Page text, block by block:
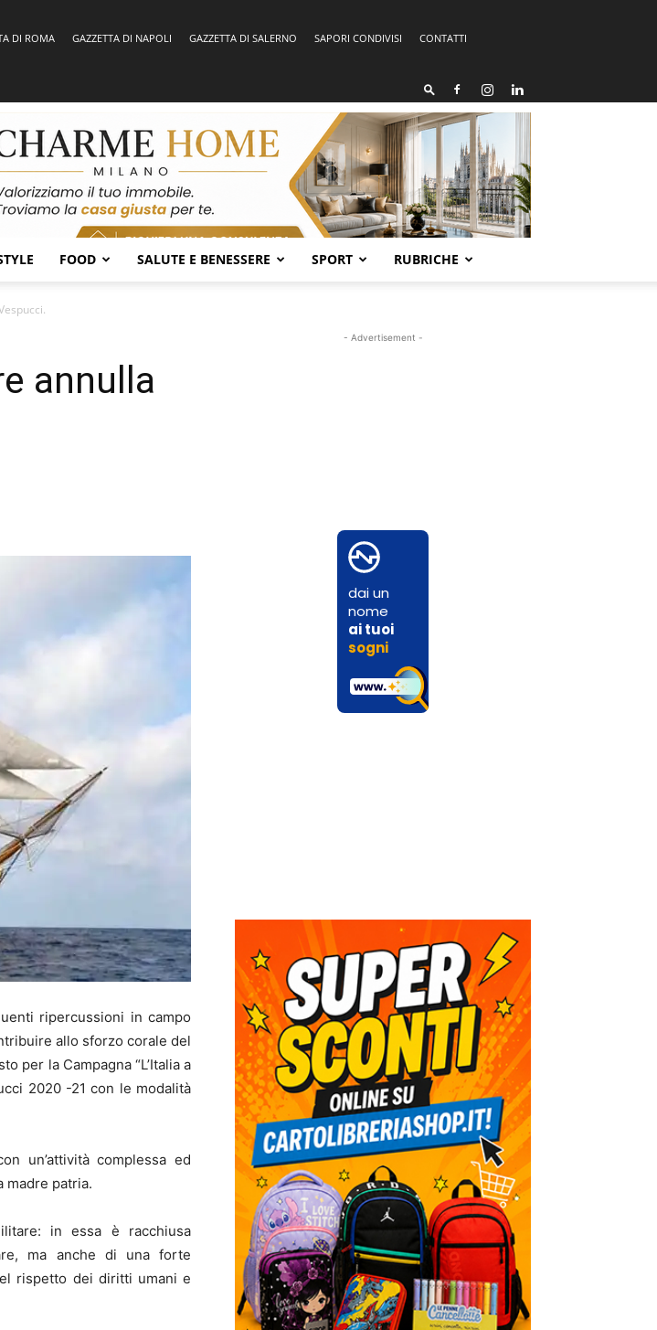
DI ROMA GAZZETTA DI NAPOLI GAZZETTA DI SALERNO SAPORI CONDIVISI
CONTATTI
FOOD SALUTE E BENESSERE SPORT RUBRICHE
annulla
ripercussioni in campo
allo sforzo corale del
per la Campagna “L’Italia a
2020 -21 con le modalità
un’attività complessa ed
madre patria.
in essa è racchiusa
ma anche di una forte
rispetto dei diritti umani e
- Advertisement -